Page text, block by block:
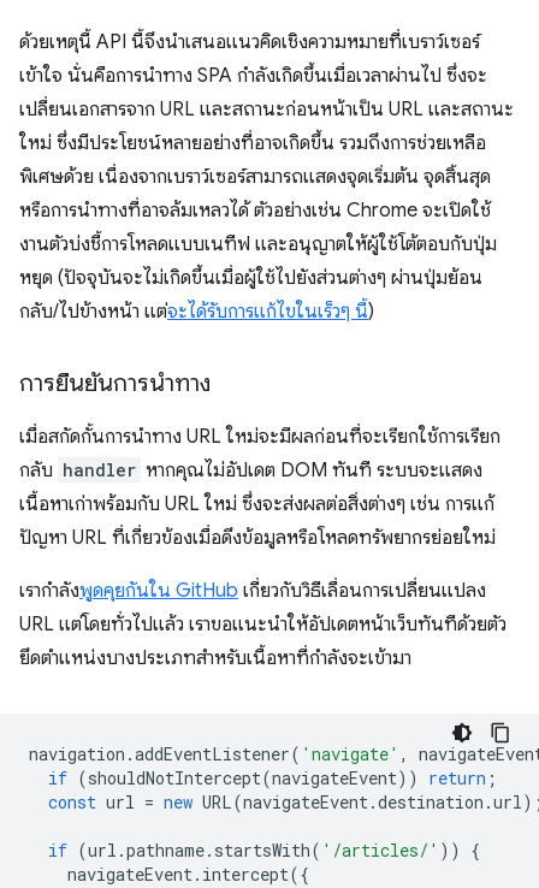
ด้วยเหตุนี้ API นี้จึงนำเสนอแนวคิดเชิงความหมายที่เบราว์เซอร์
เข้าใจ นั่นคือการนำทาง SPA กำลังเกิดขึ้นเมื่อเวลาผ่านไป ซึ่งจะ
เปลี่ยนเอกสารจาก URL และสถานะก่อนหน้าเป็น URL และสถานะ
ใหม่ ซึ่งมีประโยชน์หลายอย่างที่อาจเกิดขึ้น รวมถึงการช่วยเหลือ
พิเศษด้วย เนื่องจากเบราว์เซอร์สามารถแสดงจุดเริ่มต้น จุดสิ้นสุด
หรือการนำทางที่อาจล้มเหลวได้ ตัวอย่างเช่น Chrome จะเปิดใช้
งานตัวบ่งชี้การโหลดแบบเนทีฟ และอนุญาตให้ผู้ใช้โต้ตอบกับปุ่ม
หยุด (ปัจจุบันจะไม่เกิดขึ้นเมื่อผู้ใช้ไปยังส่วนต่างๆ ผ่านปุ่มย้อน
กลับ/ไปข้างหน้า แต่จะได้รับการแก้ไขในเร็วๆ นี้)
การยืนยันการนำทาง
เมื่อสกัดกั้นการนำทาง URL ใหม่จะมีผลก่อนที่จะเรียกใช้การเรียก
กลับ handler หากคุณไม่อัปเดต DOM ทันที ระบบจะแสดง
เนื้อหาเก่าพร้อมกับ URL ใหม่ ซึ่งจะส่งผลต่อสิ่งต่างๆ เช่น การแก้
ปัญหา URL ที่เกี่ยวข้องเมื่อดึงข้อมูลหรือโหลดทรัพยากรย่อยใหม่
เรากำลังพูดคุยกันใน GitHub เกี่ยวกับวิธีเลื่อนการเปลี่ยนแปลง
URL แต่โดยทั่วไปแล้ว เราขอแนะนำให้อัปเดตหน้าเว็บทันทีด้วยตัว
ยึดตำแหน่งบางประเภทสำหรับเนื้อหาที่กำลังจะเข้ามา
navigation .addEventListener( 'navigate' ,
if (shouldNotIntercept(navigateEvent)) return ;
const url = new URL(navigateEvent.destination .url
if (url .pathname. startsWith( '/articles/' ))
{
navigateEvent. intercept({